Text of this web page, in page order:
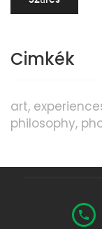
Cimkék
art
philosophy